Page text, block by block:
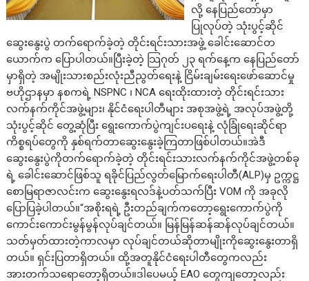
လို့ နေပြည်တော်မှာ
ပြုလုပ်တဲ့ သုံးပွင့်ဆိုင်
ဆွေးနွေးပွဲ တက်ရောက်ခဲ့တဲ့ တိုင်းရင်းသားအဖွဲ့ ခေါင်းဆောင်တ
ယောက်က ပြောပါတယ်။ပြီးခဲ့တဲ့ သြဂုတ် ၂၃ ရက်နေ့က နေပြည်တော်
မှာရှိတဲ့ အမျိုးသားစည်းလုံးညီညွတ်ရေးနဲ့ ငြိမ်းချမ်းရေးဖော်ဆောင်မှု
ဗဟိုဌာနမှာ နစကရဲ့ NSPNC ၊ NCA ရေးထိုးထားတဲ့ တိုင်းရင်းသား
လက်နက်ကိုင်အဖွဲ့များ၊ နိုင်ငံရေးပါတီများ အစုအဖွဲ့ရဲ့ အလုပ်အဖွဲ့တို့
သုံးပွင့်ဆိုင် တွေ့ဆုံပြီး ရွေးကောက်ပွဲကျင်းပရေးနဲ့ လုံခြုံရေးဆိုင်ရာ
ကိစ္စရပ်တွေကို နှစ်ရက်တာဆွေးနွေးခဲ့ကြတာဖြစ်ပါတယ်။အဲဒီ
ဆွေးနွေးပွဲကိုတက်ရောက်ခဲ့တဲ့ တိုင်းရင်းသားလက်နက်ကိုင်အဖွဲ့တစ်ခု
ရဲ့ ခေါင်းဆောင်ဖြစ်သူ ရခိုင်ပြည်လွတ်မြောက်ရေးပါတီ(ALP)မှ ဥက္ကဋ္ဌ
စောမြရာဇာလင်းက ဆွေးနွေးရလဒ်နဲ့ပတ်သက်ပြီး VOM ကို အခုလို
ပြောပြခဲ့ပါတယ်။“အစိုးရရဲ့ ဦးတည်ချက်ကတော့ရွေးကောက်ပွဲကို
ကောင်းကောင်းမွန်မွန်လုပ်ချင်တယ်။ မြန်မြန်ဆန်ဆန်လုပ်ချင်တယ်။
သတ်မှတ်ထားတဲ့ကာလမှာ လုပ်ချင်တယ်ဆိုတာမျိုးကိုဆွေးနွေးတာရှိ
တယ်။ ရှင်းပြတာရှိတယ်။ ထို့အတူနိုင်ငံရေးပါတီတွေကလည်း
အားတက်သရောတော့ရှိတယ်။ဒါပေမယ့် EAO တွေကျတော့လည်း